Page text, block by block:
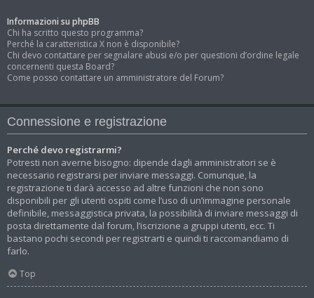
Informazioni su phpBB
Chi ha scritto questo programma?
Perché la caratteristica X non è disponibile?
Chi devo contattare per segnalare abusi e/o per questioni d’ordine legale
concernenti questa Board?
Come posso contattare un amministratore del Forum?
Connessione e registrazione
Perché devo registrarmi?
Potresti non averne bisogno: dipende dagli amministratori se è
necessario registrarsi per inviare messaggi. Comunque, la
registrazione ti darà accesso ad altre funzioni che non sono
disponibili per gli utenti ospiti come l’uso di un’immagine personale
definibile, messaggistica privata, la possibilità di inviare messaggi di
posta direttamente dal forum, l’iscrizione a gruppi utenti, ecc. Ti
bastano pochi secondi per registrarti e quindi ti raccomandiamo di
farlo.
Top